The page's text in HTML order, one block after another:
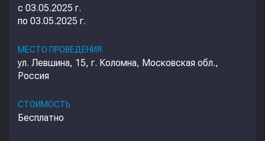
с 03.05.2025 г.
по 03.05.2025 г.
МЕСТО ПРОВЕДЕНИЯ
ул. Левшина, 15, г. Коломна, Московская обл.,
Россия
СТОИМОСТЬ
Бесплатно